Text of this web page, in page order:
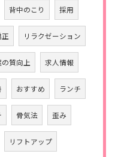
背中のこり 採用
リラクゼーション
質向上 求人情報
おすすめ ランチ
骨気法 歪み
リフトアップ